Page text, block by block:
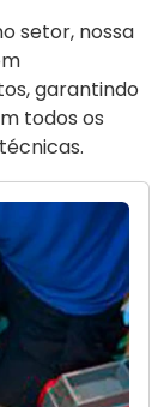
setor, nossa
garantindo
todos os